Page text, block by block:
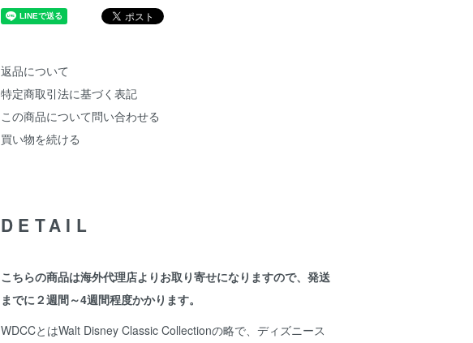
返品について
特定商取引法に基づく表記
この商品について問い合わせる
買い物を続ける
DETAIL
こちらの商品は海外代理店よりお取り寄せになりますので、発送
までに２週間～4週間程度かかります。
WDCCとはWalt Disney Classic Collectionの略で、ディズニース